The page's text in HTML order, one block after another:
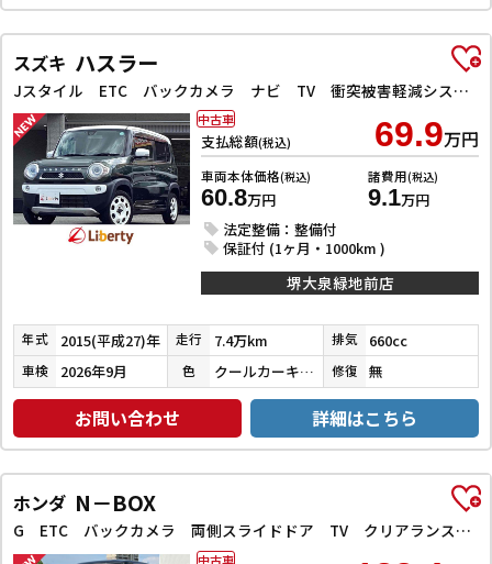
スズキ ハスラー
Jスタイル ETC バックカメラ ナビ TV 衝突被害軽減システム オートライト スマートキー アイドリングストップ 電動格納ミラー シートヒーター ベンチシート CVT ESC CD DVD再生
支払総額(税込) 69.9万円
車両本体価格(税込)
60.8万円
諸費用(税込)
9.1万円
法定整備：整備付
保証付 (1ヶ月・1000km )
中古車
堺大泉緑地前店
年式 2015(平成27)年 走行 7.4万km 排気 660cc
車検 2026年9月 色 クールカーキパールメタリック／ホワイト 修復 無
お問い合わせ 詳細はこちら
ホンダ N－BOX
G ETC バックカメラ 両側スライドドア TV クリアランスソナー オートクルーズコントロール レーンアシスト 衝突被害軽減システム オートライト LEDヘッドランプ スマートキー
中古車